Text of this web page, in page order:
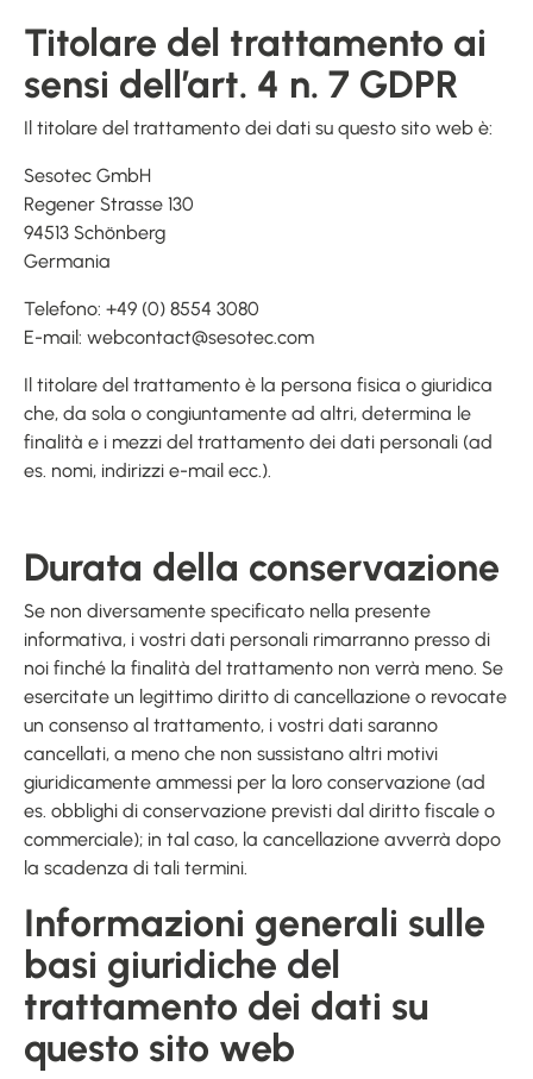
Titolare del trattamento ai
sensi dell’art. 4 n. 7 GDPR
Il titolare del trattamento dei dati su questo sito web è:
Sesotec GmbH
Regener Strasse 130
94513 Schönberg
Germania
Telefono: +49 (0) 8554 3080
E-mail: webcontact@sesotec.com
Il titolare del trattamento è la persona fisica o giuridica
che, da sola o congiuntamente ad altri, determina le
finalità e i mezzi del trattamento dei dati personali (ad
es. nomi, indirizzi e-mail ecc.).
Durata della conservazione
Se non diversamente specificato nella presente
informativa, i vostri dati personali rimarranno presso di
noi finché la finalità del trattamento non verrà meno. Se
esercitate un legittimo diritto di cancellazione o revocate
un consenso al trattamento, i vostri dati saranno
cancellati, a meno che non sussistano altri motivi
giuridicamente ammessi per la loro conservazione (ad
es. obblighi di conservazione previsti dal diritto fiscale o
commerciale); in tal caso, la cancellazione avverrà dopo
la scadenza di tali termini.
Informazioni generali sulle
basi giuridiche del
trattamento dei dati su
questo sito web